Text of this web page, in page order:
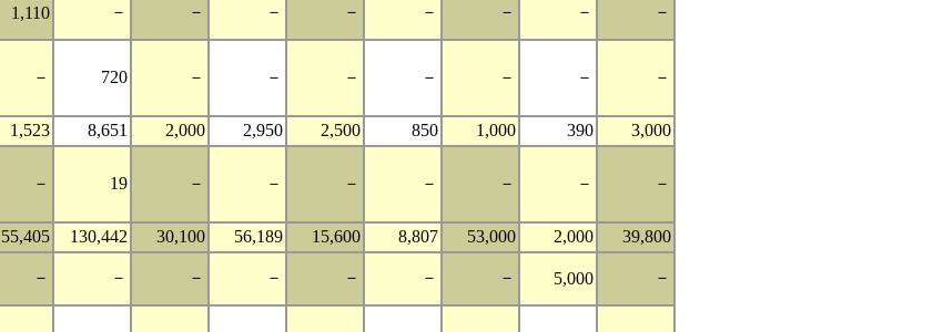
1,110 － － － － － － － －
－ 720 － － － － － － －
1,523 8,651 2,000 2,950 2,500 850 1,000 390 3,000
－ 19 － － － － － － －
55,405 130,442 30,100 56,189 15,600 8,807 53,000 2,000
39,800
－ － － － － － － 5,000 －